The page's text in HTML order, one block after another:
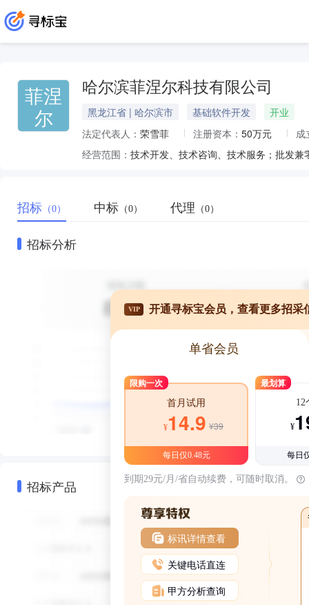
菲涅
尔
哈尔滨菲涅尔科技有限公司
黑龙江省 | 哈尔滨市 基础软件开发
开业
法定代表人： 荣雪菲 注册资本： 50万元
成
经营范围：
招标 （0） 中标 （0） 代理 （0）
招标分析
招标产品
VIP 开通寻标宝会员，查看更多招采
单省会员
限购一次
首月试用
¥14.9 ¥39
每日仅0.48元
最划算
12
¥
每日
到期29元/月/省自动续费，可随时取消。
标讯详情查看
关键电话直连
甲方分析查询